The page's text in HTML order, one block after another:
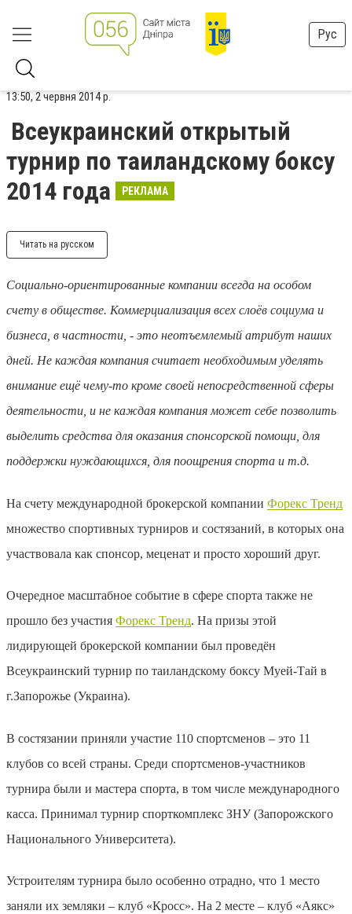
Рус
13:50, 2 червня 2014 р.
Всеукраинский открытый
турнир по таиландскому боксу
2014 года
РЕКЛАМА
Читать на русском
Социально-ориентированные компании всегда на особом
счету в обществе. Коммерциализация всех слоёв социума и
бизнеса, в частности, - это неотъемлемый атрибут наших
дней. Не каждая компания считает необходимым уделять
внимание ещё чему-то кроме своей непосредственной сферы
деятельности, и не каждая компания может себе позволить
выделить средства для оказания спонсорской помощи, для
поддержки нуждающихся, для поощрения спорта и т.д.
На счету международной брокерской компании Форекс Тренд
множество спортивных турниров и состязаний, в которых она
участвовала как спонсор, меценат и просто хороший друг.
Очередное масштабное событие в сфере спорта также не
прошло без участия Форекс Тренд. На призы этой
лидирующей брокерской компании был проведён
Всеукраинский турнир по таиландскому боксу Муей-Тай в
г.Запорожье (Украина).
В состязании приняли участие 110 спортсменов – это 11
клубов со всей страны. Среди спортсменов-участников
турнира были и мастера спорта, в том числе международного
касса. Принимал турнир спорткомплекс ЗНУ (Запорожского
Национального Университета).
Устроителям турнира было особенно отрадно, что 1 место
заняли их земляки – клуб «Кросс». На 2 месте – клуб «Аякс»